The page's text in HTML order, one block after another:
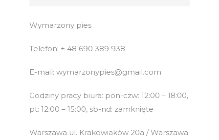
Wymarzony pies
Telefon: + 48 690 389 938
E-mail: wymarzonypies@gmail.com
Godziny pracy biura: pon-czw: 12:00 – 18:00,
pt: 12:00 – 15:00, sb-nd: zamknięte
Warszawa ul. Krakowiaków 20a / Warszawa